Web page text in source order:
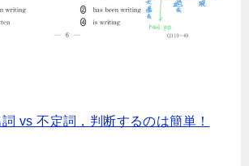
vs 不定詞，判断するのは簡単！